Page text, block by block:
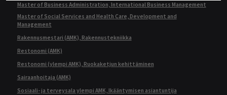
Master of Business Administration, International Business Management
Master of Social Services and Health Care, Development and
Management
Rakennusmestari (AMK), Rakennustekniikka
Restonomi (AMK)
Restonomi (ylempi AMK), Ruokaketjun kehittäminen
Sairaanhoitaja (AMK)
Sosiaali- ja terveysala ylempi AMK, Ikääntymisen asiantuntija